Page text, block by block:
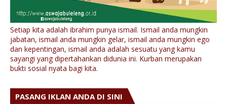
Setiap kita adalah ibrahim punya ismail. Ismail anda mungkin
jabatan, ismail anda mungkin gelar, ismail anda mungkin ego
dan kepentingan, ismail anda adalah sesuatu yang kamu
sayangi yang dipertahankan didunia ini. Kurban merupakan
bukti sosial nyata bagi kita.
PASANG IKLAN ANDA DI SINI